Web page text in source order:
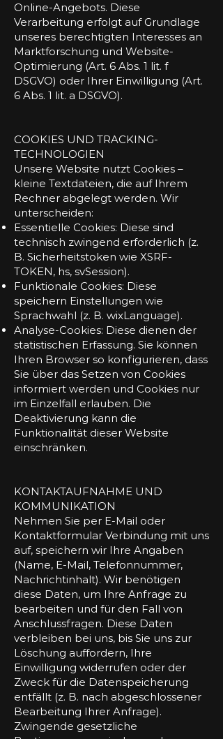
Online-Angebots. Diese
Verarbeitung erfolgt auf Grundlage
unseres berechtigten Interesses an
Marktforschung und Website-
Optimierung (Art. 6 Abs. 1 lit. f
DSGVO) oder Ihrer Einwilligung (Art.
6 Abs. 1 lit. a DSGVO).
COOKIES UND TRACKING-
TECHNOLOGIEN
Unsere Website nutzt Cookies –
kleine Textdateien, die auf Ihrem
Rechner abgelegt werden. Wir
unterscheiden:
Essentielle Cookies: Diese sind
technisch zwingend erforderlich (z.
B. Sicherheitstoken wie XSRF-
TOKEN, hs, svSession).
Funktionale Cookies: Diese
speichern Einstellungen wie
Sprachwahl (z. B. wixLanguage).
Analyse-Cookies: Diese dienen der
statistischen Erfassung. Sie können
Ihren Browser so konfigurieren, dass
Sie über das Setzen von Cookies
informiert werden und Cookies nur
im Einzelfall erlauben. Die
Deaktivierung kann die
Funktionalität dieser Website
einschränken.
KONTAKTAUFNAHME UND
KOMMUNIKATION
Nehmen Sie per E-Mail oder
Kontaktformular Verbindung mit uns
auf, speichern wir Ihre Angaben
(Name, E-Mail, Telefonnummer,
Nachrichtinhalt). Wir benötigen
diese Daten, um Ihre Anfrage zu
bearbeiten und für den Fall von
Anschlussfragen. Diese Daten
verbleiben bei uns, bis Sie uns zur
Löschung auffordern, Ihre
Einwilligung widerrufen oder der
Zweck für die Datenspeicherung
entfällt (z. B. nach abgeschlossener
Bearbeitung Ihrer Anfrage).
Zwingende gesetzliche